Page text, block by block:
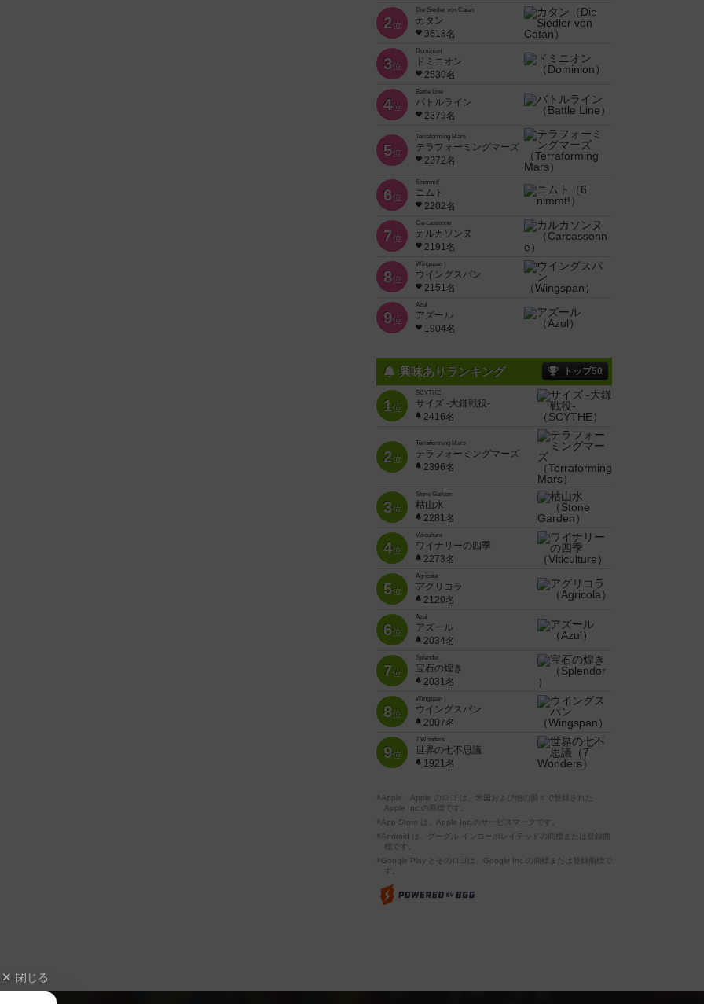
2位
Die Siedler von Catan
カタン
3618名
3位
Dominion
ドミニオン
2530名
4位
Battle Line
バトルライン
2379名
5位
Terraforming Mars
テラフォーミングマーズ
2372名
6位
6 nimmt!
ニムト
2202名
7位
Carcassonne
カルカソンヌ
2191名
8位
Wingspan
ウイングスパン
2151名
9位
Azul
アズール
1904名
興味ありランキング トップ50
1位
SCYTHE
サイズ -大鎌戦役-
2416名
2位
Terraforming Mars
テラフォーミングマーズ
2396名
3位
Stone Garden
枯山水
2281名
4位
Viticulture
ワイナリーの四季
2273名
5位
Agricola
アグリコラ
2120名
6位
Azul
アズール
2034名
7位
Splendor
宝石の煌き
2031名
8位
Wingspan
ウイングスパン
2007名
9位
7 Wonders
世界の七不思議
1921名
※Apple、Apple のロゴ は、米国および他の国々で登録された
Apple Inc.の商標です。
※App Store は、Apple Inc.のサービスマークです。
※Android は、グーグル インコーポレイテッドの商標または登録商
標です。
※Google Play とそのロゴは、Google Inc.の商標または登録商標で
す。
ぶ閉じる